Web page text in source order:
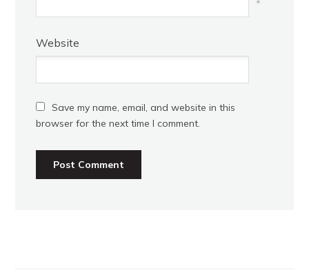
*
Website
Save my name, email, and website in this
browser for the next time I comment.